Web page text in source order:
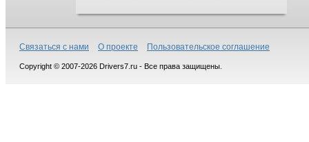
Связаться с нами О проекте Пользовательское соглашение
Copyright © 2007-2026 Drivers7.ru - Все права защищены.